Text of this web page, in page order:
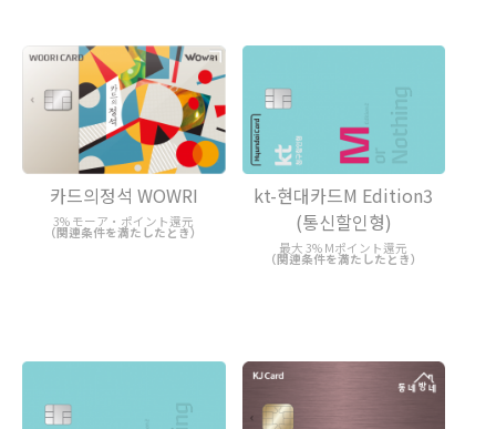
카드의정석 WOWRI
3% モーア・ポイント還元
（関連条件を満たしたとき）
kt-현대카드M Edition3
(통신할인형)
最大 3% Mポイント還元
（関連条件を満たしたとき）